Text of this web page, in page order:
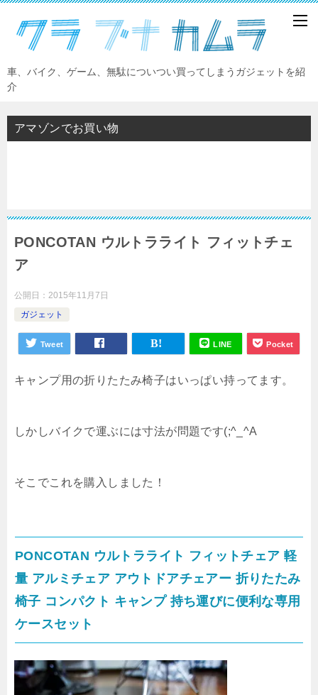
車、バイク、ゲーム、無駄についつい買ってしまうガジェットを紹
介
アマゾンでお買い物
PONCOTAN ウルトラライト フィットチェ
ア
公開日： 2015年11月7日
ガジェット
Tweet LINE Pocket
キャンプ用の折りたたみ椅子はいっぱい持ってます。
しかしバイクで運ぶには寸法が問題です(;^_^A
そこでこれを購入しました！
PONCOTAN ウルトラライト フィットチェア 軽
量 アルミチェア アウトドアチェアー 折りたたみ
椅子 コンパクト キャンプ 持ち運びに便利な専用
ケースセット